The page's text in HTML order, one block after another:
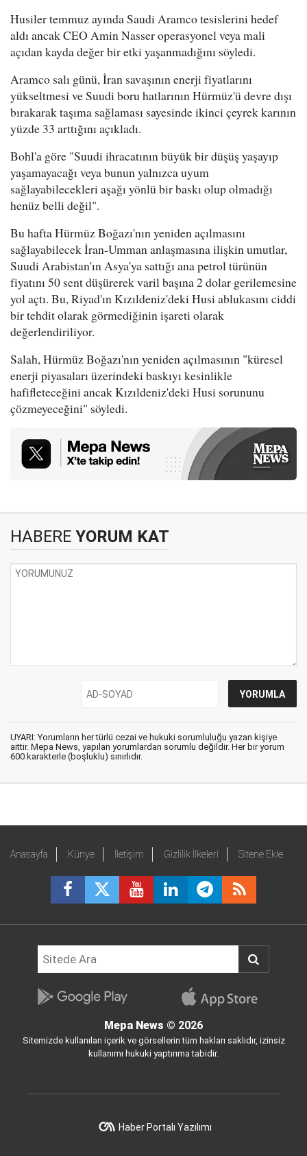
Husiler temmuz ayında Saudi Aramco tesislerini hedef
aldı ancak CEO Amin Nasser operasyonel veya mali
açıdan kayda değer bir etki yaşanmadığını söyledi.
Aramco salı günü, İran savaşının enerji fiyatlarını
yükseltmesi ve Suudi boru hatlarının Hürmüz'ü devre dışı
bırakarak taşıma sağlaması sayesinde ikinci çeyrek karının
yüzde 33 arttığını açıkladı.
Bohl'a göre "Suudi ihracatının büyük bir düşüş yaşayıp
yaşamayacağı veya bunun yalnızca uyum
sağlayabilecekleri aşağı yönlü bir baskı olup olmadığı
henüz belli değil".
Bu hafta Hürmüz Boğazı'nın yeniden açılmasını
sağlayabilecek İran-Umman anlaşmasına ilişkin umutlar,
Suudi Arabistan'ın Asya'ya sattığı ana petrol türünün
fiyatını 50 sent düşürerek varil başına 2 dolar gerilemesine
yol açtı. Bu, Riyad'ın Kızıldeniz'deki Husi ablukasını ciddi
bir tehdit olarak görmediğinin işareti olarak
değerlendiriliyor.
Salah, Hürmüz Boğazı'nın yeniden açılmasının "küresel
enerji piyasaları üzerindeki baskıyı kesinlikle
hafifleteceğini ancak Kızıldeniz'deki Husi sorununu
çözmeyeceğini" söyledi.
HABERE YORUM KAT
UYARI: Yorumların her türlü cezai ve hukuki sorumluluğu yazan kişiye
aittir. Mepa News, yapılan yorumlardan sorumlu değildir. Her bir yorum
600 karakterle (boşluklu) sınırlıdır.
Anasayfa Künye İletişim Gizlilik İlkeleri Sitene Ekle
Mepa News © 2026
Sitemizde kullanılan içerik ve görsellerin tüm hakları saklıdır, izinsiz
kullanımı hukuki yaptırıma tabidir.
Haber Portalı Yazılımı